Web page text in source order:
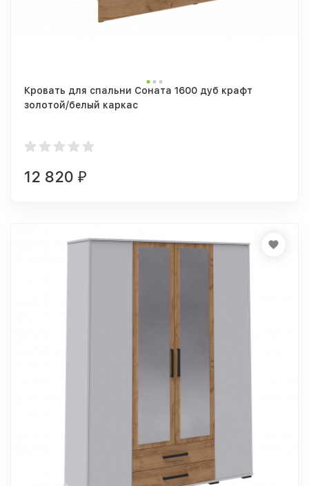
Кровать для спальни Соната 1600 дуб крафт
золотой/белый каркас
12 820 ₽